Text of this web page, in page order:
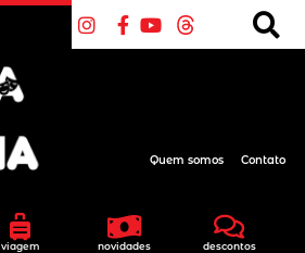
viagem novidades descontos
Quem somos Contato